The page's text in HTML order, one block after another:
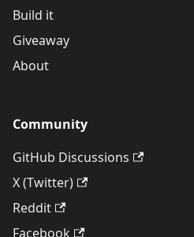
Build it
Giveaway
About
Community
GitHub Discussions
X (Twitter)
Reddit
Facebook